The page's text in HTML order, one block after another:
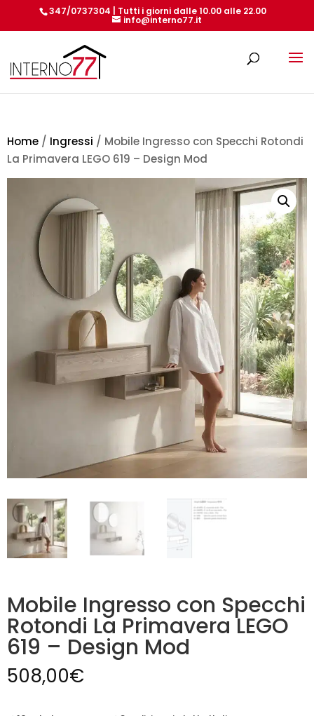
347/0737304 | Tutti i giorni dalle 10.00 alle 22.00
info@interno77.it
Home / Ingressi / Mobile Ingresso con Specchi Rotondi
La Primavera LEGO 619 – Design Mod
Mobile Ingresso con Specchi
Rotondi La Primavera LEGO
619 – Design Mod
508,00€